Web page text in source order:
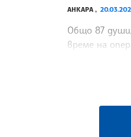
АНКАРА ,
Общо 87
време на